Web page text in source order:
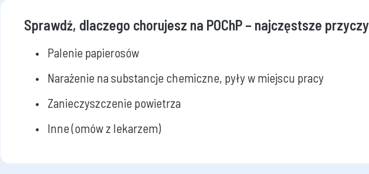
Sprawdź, dlaczego chorujesz na POChP – najczęstsze
Palenie papierosów
Narażenie na substancje chemiczne, pyły w miejscu pracy
Zanieczyszczenie powietrza
Inne (omów z lekarzem)